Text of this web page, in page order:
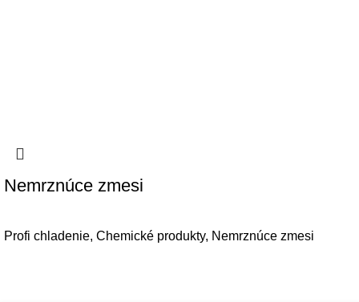
Nemrznúce zmesi
Profi chladenie, Chemické produkty, Nemrznúce zmesi